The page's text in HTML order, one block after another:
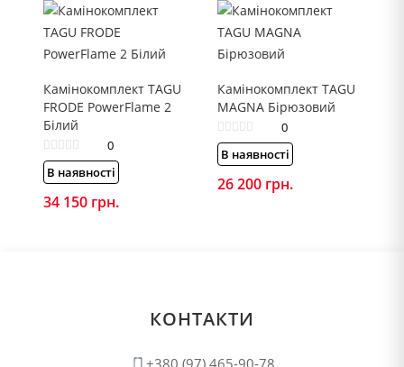
Камінокомплект TAGU
FRODE PowerFlame 2
Білий
0
В наявності
34 150 грн.
Камінокомплект TAGU
MAGNA Бірюзовий
0
В наявності
26 200 грн.
КОНТАКТИ
+380 (97) 465-90-78